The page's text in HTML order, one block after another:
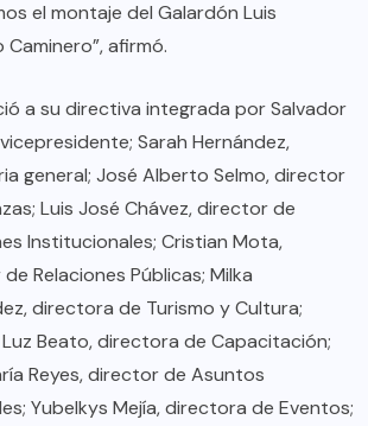
el montaje del Galardón Luis
afirmó.
a su directiva integrada por Salvador
Sarah Hernández,
general; José Alberto Selmo, director
Luis José Chávez, director de
Institucionales; Cristian Mota,
Relaciones Públicas; Milka
directora de Turismo y Cultura;
Beato, directora de Capacitación;
Reyes, director de Asuntos
Yubelkys Mejía, directora de Eventos;